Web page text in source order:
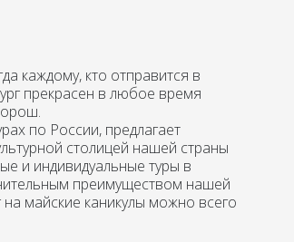
каждому, кто отправится в
прекрасен в любое время
по России, предлагает
столицей нашей страны
и индивидуальные туры в
преимуществом нашей
на майские каникулы можно всего